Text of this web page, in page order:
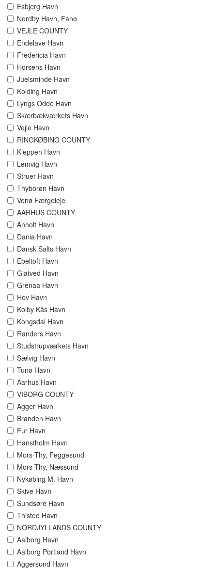
Esbjerg Havn
Nordby Havn, Fanø
VEJLE COUNTY
Endelave Havn
Fredericia Havn
Horsens Havn
Juelsminde Havn
Kolding Havn
Lyngs Odde Havn
Skærbækværkets Havn
Vejle Havn
RINGKØBING COUNTY
Kleppen Havn
Lemvig Havn
Struer Havn
Thyborøn Havn
Venø Færgeleje
AARHUS COUNTY
Anholt Havn
Dania Havn
Dansk Salts Havn
Ebeltoft Havn
Glatved Havn
Grenaa Havn
Hov Havn
Kolby Kås Havn
Kongsdal Havn
Randers Havn
Studstrupværkets Havn
Sælvig Havn
Tunø Havn
Aarhus Havn
VIBORG COUNTY
Agger Havn
Branden Havn
Fur Havn
Hanstholm Havn
Mors-Thy, Feggesund
Mors-Thy, Næssund
Nykøbing M. Havn
Skive Havn
Sundsøre Havn
Thisted Havn
NORDJYLLANDS COUNTY
Aalborg Havn
Aalborg Portland Havn
Aggersund Havn